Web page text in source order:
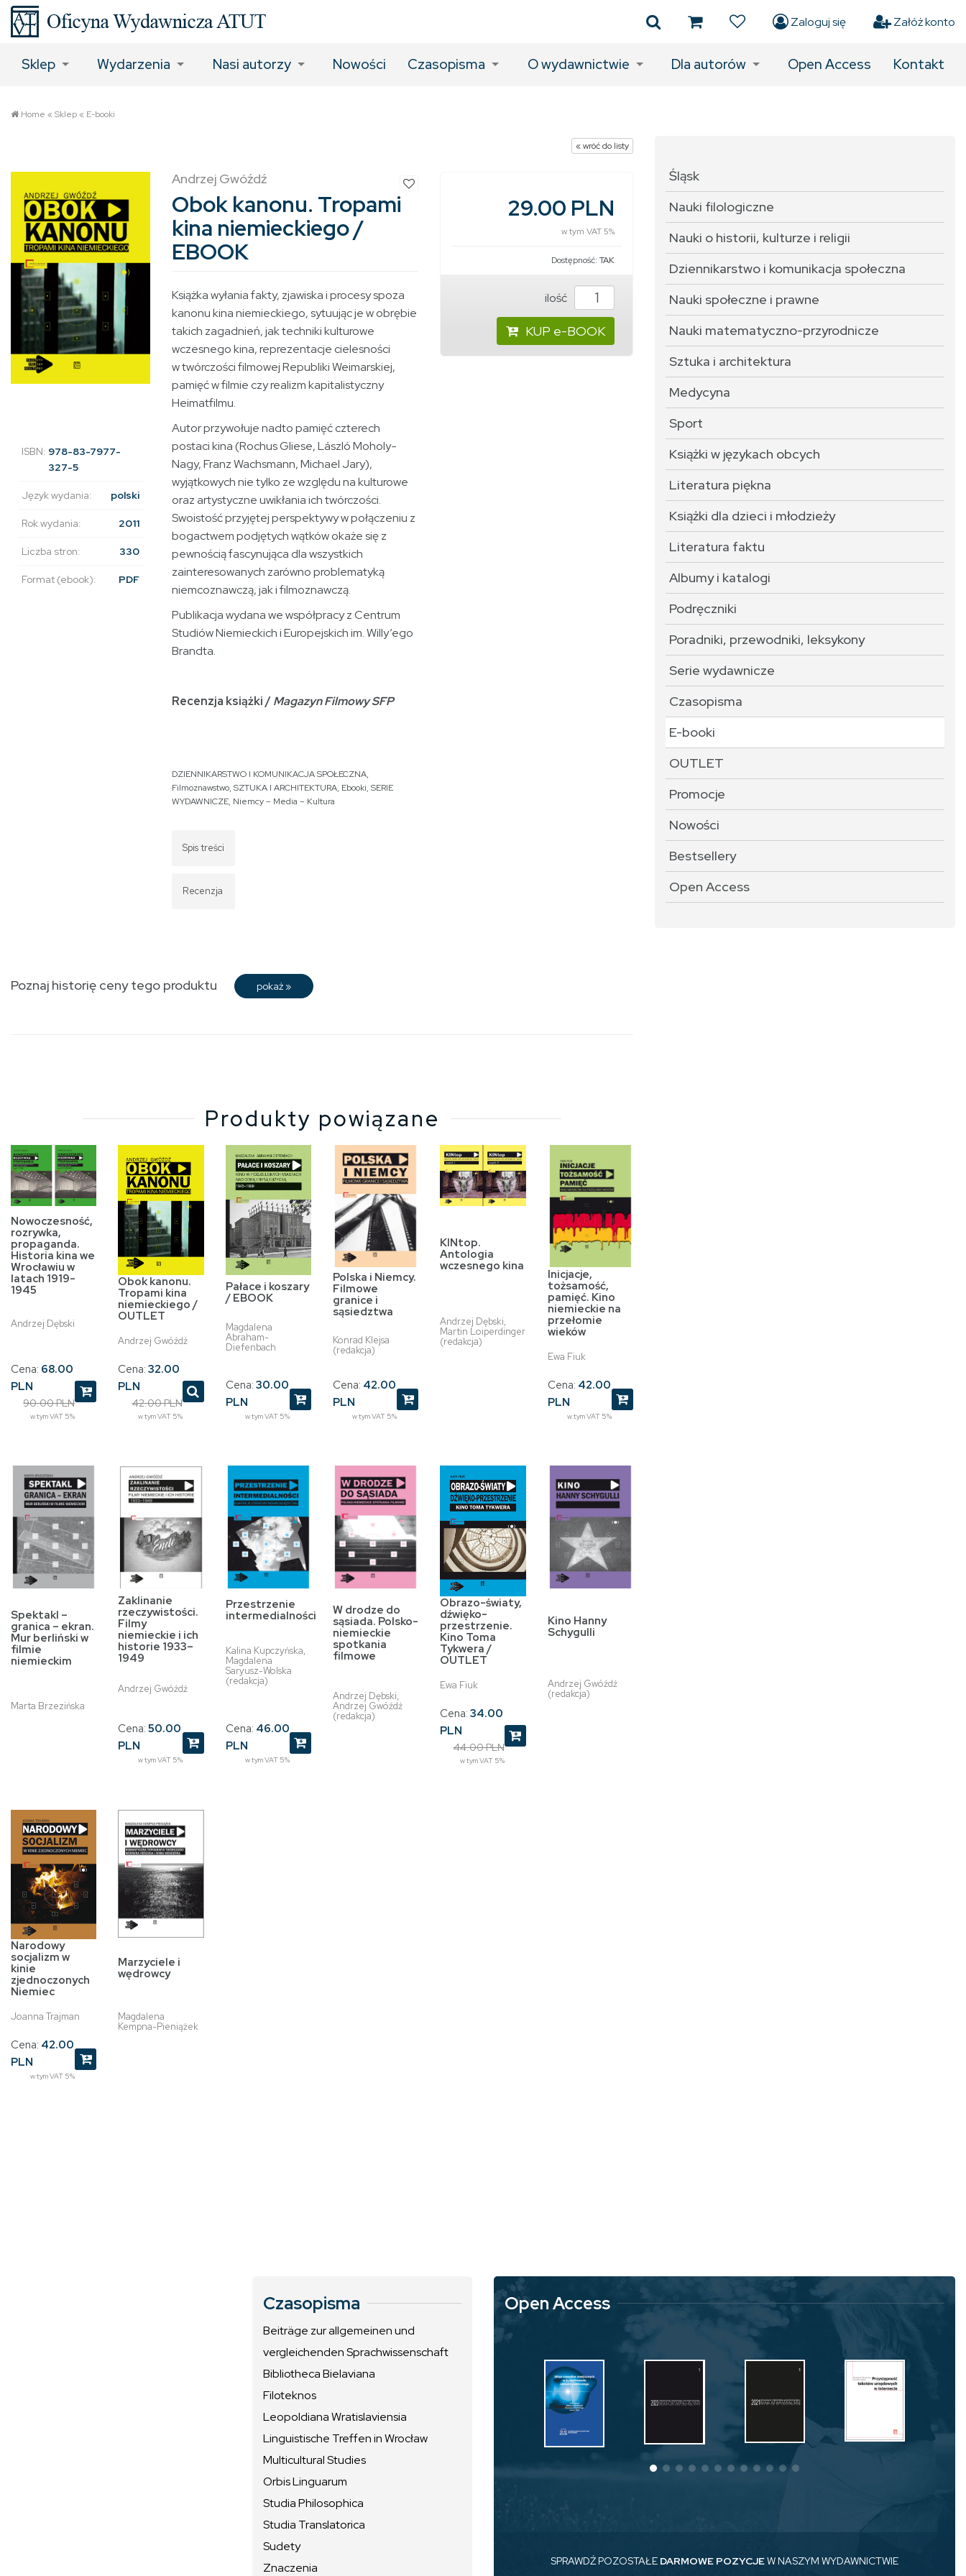
Zaloguj się Załóż konto
Sklep Wydarzenia Nasi autorzy Nowości Czasopisma O wydawnictwie Dla autorów Open Access Kontakt
Home «Sklep« E-booki
« wróć do listy
ISBN: 978-83-7977-
327-5
Język wydania: polski
Rok wydania: 2011
Liczba stron: 330
Format (ebook): PDF
Andrzej Gwóźdź
Obok kanonu. Tropami
kina niemieckiego /
EBOOK
Książka wyłania fakty, zjawiska i procesy spoza
kanonu kina niemieckiego, sytuując je w obrębie
takich zagadnień, jak techniki kulturowe
wczesnego kina, reprezentacje cielesności
w twórczości filmowej Republiki Weimarskiej,
pamięć w filmie czy realizm kapitalistyczny
Heimatfilmu.
Autor przywołuje nadto pamięć czterech
postaci kina (Rochus Gliese, László Moholy-
Nagy, Franz Wachsmann, Michael Jary),
wyjątkowych nie tylko ze względu na kulturowe
oraz artystyczne uwikłania ich twórczości.
Swoistość przyjętej perspektywy w połączeniu z
bogactwem podjętych wątków okaże się z
pewnością fascynująca dla wszystkich
zainteresowanych zarówno problematyką
niemcoznawczą, jak i filmoznawczą.
Publikacja wydana we współpracy z Centrum
Studiów Niemieckich i Europejskich im. Willy’ego
Brandta.
Recenzja książki /Magazyn Filmowy SFP
DZIENNIKARSTWO I KOMUNIKACJA SPOŁECZNA,
Filmoznawstwo, SZTUKA I ARCHITEKTURA, Ebooki, SERIE
WYDAWNICZE, Niemcy – Media – Kultura
Spis treści
Recenzja
29.00 PLN
w tym VAT 5%
Dostępność: TAK
ilość
KUP e-BOOK
Poznaj historię ceny tego produktu pokaż »
Produkty powiązane
Nowoczesność,
rozrywka,
propaganda.
Historia kina we
Wrocławiu w
latach 1919-
1945
Andrzej Dębski
Cena: 68.00
PLN
90.00 PLN
w tym VAT 5%
Obok kanonu.
Tropami kina
niemieckiego /
OUTLET
Andrzej Gwóźdź
Cena:32.00
PLN
42.00 PLN
w tym VAT 5%
Pałace i koszary
/ EBOOK
Magdalena
Abraham-
Diefenbach
Cena: 30.00
PLN
w tym VAT 5%
Polska i Niemcy.
Filmowe
granice i
sąsiedztwa
Konrad Klejsa
(redakcja)
Cena: 42.00
PLN
w tym VAT 5%
KINtop.
Antologia
wczesnego kina
Andrzej Dębski,
Martin Loiperdinger
(redakcja)
Inicjacje,
tożsamość,
pamięć. Kino
niemieckie na
przełomie
wieków
Ewa Fiuk
Cena: 42.00
PLN
w tym VAT 5%
Spektakl –
granica – ekran.
Mur berliński w
filmie
niemieckim
Marta Brzezińska
Zaklinanie
rzeczywistości.
Filmy
niemieckie i ich
historie 1933–
1949
Andrzej Gwóźdź
Cena:50.00
PLN
w tym VAT 5%
Przestrzenie
intermedialności
Kalina Kupczyńska,
Magdalena
Saryusz-Wolska
(redakcja)
Cena: 46.00
PLN
w tym VAT 5%
W drodze do
sąsiada. Polsko-
niemieckie
spotkania
filmowe
Andrzej Dębski,
Andrzej Gwóźdź
(redakcja)
Obrazo-światy,
dźwięko-
przestrzenie.
Kino Toma
Tykwera /
OUTLET
Ewa Fiuk
Cena:34.00
PLN
44.00 PLN
w tym VAT 5%
Kino Hanny
Schygulli
Andrzej Gwóźdź
(redakcja)
Narodowy
socjalizm w
kinie
zjednoczonych
Niemiec
Joanna Trajman
Cena: 42.00
PLN
w tym VAT 5%
Marzyciele i
wędrowcy
Magdalena
Kempna-Pieniążek
Śląsk
Nauki filologiczne
Nauki o historii, kulturze i religii
Dziennikarstwo i komunikacja społeczna
Nauki społeczne i prawne
Nauki matematyczno-przyrodnicze
Sztuka i architektura
Medycyna
Sport
Książki w językach obcych
Literatura piękna
Książki dla dzieci i młodzieży
Literatura faktu
Albumy i katalogi
Podręczniki
Poradniki, przewodniki, leksykony
Serie wydawnicze
Czasopisma
E-booki
OUTLET
Promocje
Nowości
Bestsellery
Open Access
Czasopisma
Beiträge zur allgemeinen und
vergleichenden Sprachwissenschaft
Bibliotheca Bielaviana
Filoteknos
Leopoldiana Wratislaviensia
Linguistische Treffen in Wrocław
Multicultural Studies
Orbis Linguarum
Studia Philosophica
Studia Translatorica
Sudety
Znaczenia
Open Access
SPRAWDŹ POZOSTAŁE DARMOWE POZYCJEW NASZYM WYDAWNICTWIE